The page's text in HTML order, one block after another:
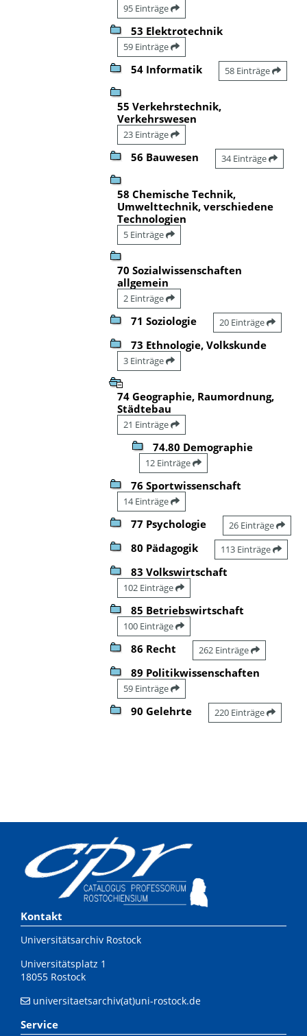
95 Einträge
53 Elektrotechnik
59 Einträge
54 Informatik 58 Einträge
55 Verkehrstechnik,
Verkehrswesen
23 Einträge
56 Bauwesen 34 Einträge
58 Chemische Technik,
Umwelttechnik, verschiedene
Technologien
5 Einträge
70 Sozialwissenschaften
allgemein
2 Einträge
71 Soziologie 20 Einträge
73 Ethnologie, Volkskunde
3 Einträge
74 Geographie, Raumordnung,
Städtebau
21 Einträge
74.80 Demographie
12 Einträge
76 Sportwissenschaft
14 Einträge
77 Psychologie 26 Einträge
80 Pädagogik 113 Einträge
83 Volkswirtschaft
102 Einträge
85 Betriebswirtschaft
100 Einträge
86 Recht 262 Einträge
89 Politikwissenschaften
59 Einträge
90 Gelehrte 220 Einträge
Kontakt
Universitätsarchiv Rostock
Universitätsplatz 1
18055 Rostock
universitaetsarchiv(at)uni-rostock.de
Service